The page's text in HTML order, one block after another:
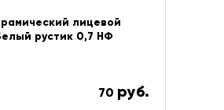
лицевой
рустик 0,7 НФ
70 руб.